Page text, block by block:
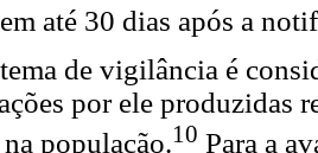
até 30 dias após a
de vigilância é
por ele produzidas
população.10 Para a